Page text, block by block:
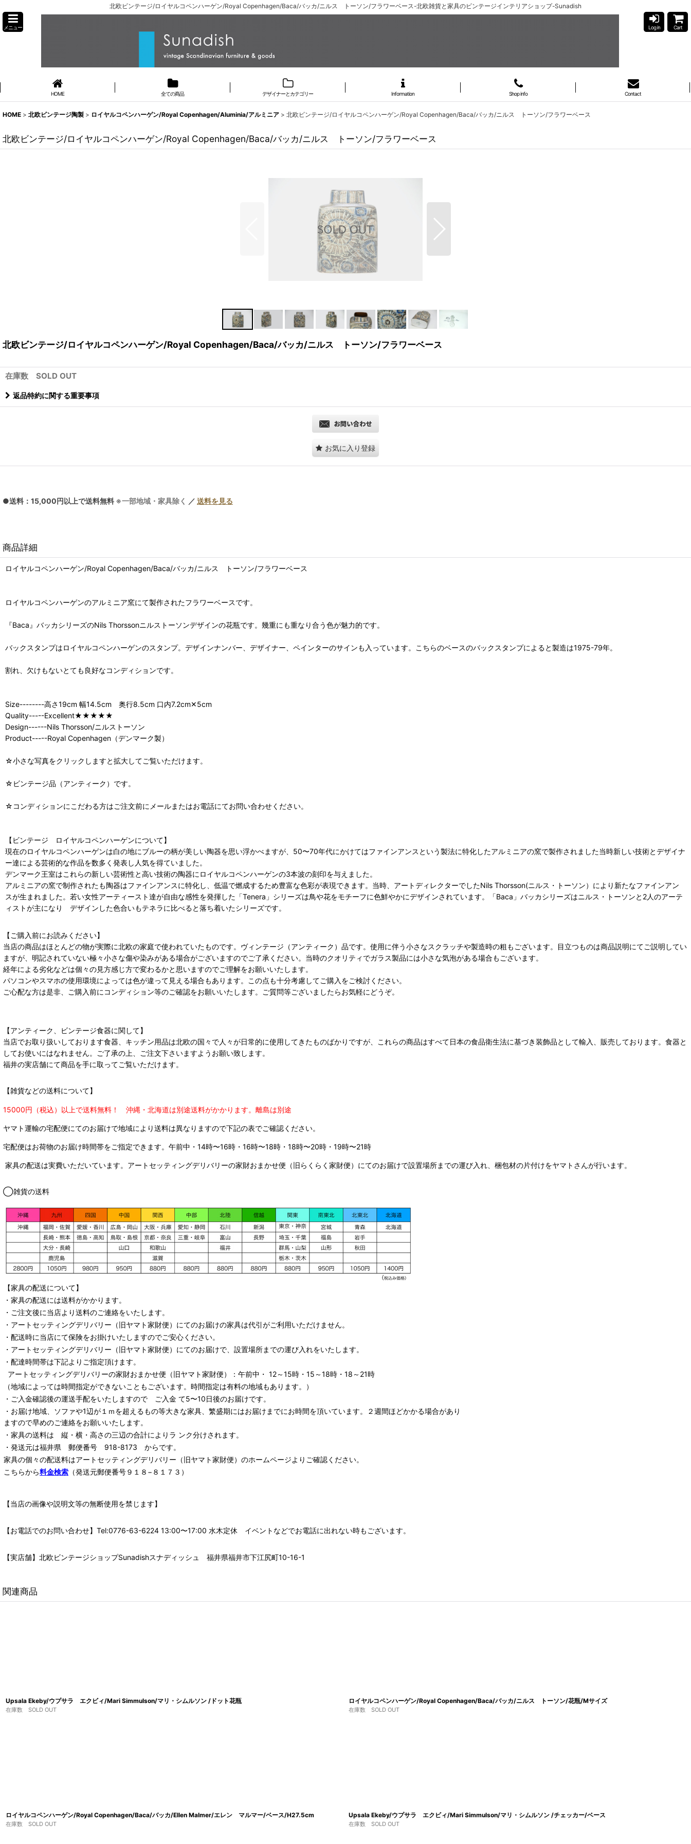
北欧ビンテージ/ロイヤルコペンハーゲン/Royal Copenhagen/Baca/バッカ/ニルス トーソン/フラワーベース-北欧雑貨と家具のビンテージインテリアショップ-Sunadish
メニュー Log in Cart
HOME 全ての商品 デザイナーとカテゴリー Information Shop info Contact
HOME > 北欧ビンテージ陶製 > ロイヤルコペンハーゲン/Royal Copenhagen/Aluminia/アルミニア > 北欧ビンテージ/ロイヤルコペンハーゲン/Royal Copenhagen/Baca/バッカ/ニルス トーソン/フラワーベース
北欧ビンテージ/ロイヤルコペンハーゲン/Royal Copenhagen/Baca/バッカ/ニルス トーソン/フラワーベース
北欧ビンテージ/ロイヤルコペンハーゲン/Royal Copenhagen/Baca/バッカ/ニルス トーソン/フラワーベース
在庫数 SOLD OUT
返品特約に関する重要事項
お気に入り登録
●送料：15,000円以上で送料無料 ※一部地域・家具除く ／ 送料を見る
商品詳細
ロイヤルコペンハーゲン/Royal Copenhagen/Baca/バッカ/ニルス トーソン/フラワーベース
ロイヤルコペンハーゲンのアルミニア窯にて製作されたフラワーベースです。
『Baca』バッカシリーズのNils Thorssonニルストーソンデザインの花瓶です。幾重にも重なり合う色が魅力的です。
バックスタンプはロイヤルコペンハーゲンのスタンプ。デザインナンバー、デザイナー、ペインターのサインも入っています。こちらのベースのバックスタンプによると製造は1975-79年。
割れ、欠けもないとても良好なコンディションです。
Size--------高さ19cm 幅14.5cm 奥行8.5cm 口内7.2cm✕5cm
Quality-----Excellent★★★★★
Design------Nils Thorsson/ニルストーソン
Product-----Royal Copenhagen（デンマーク製）
☆小さな写真をクリックしますと拡大してご覧いただけます。
☆ビンテージ品（アンティーク）です。
☆コンディションにこだわる方はご注文前にメールまたはお電話にてお問い合わせください。
【ビンテージ ロイヤルコペンハーゲンについて】
現在のロイヤルコペンハーゲンは白の地にブルーの柄が美しい陶器を思い浮かべますが、50〜70年代にかけてはファインアンスという製法に特化したアルミニアの窯で製作されました当時新しい技術とデザイナ
ー達による芸術的な作品を数多く発表し人気を得ていました。
デンマーク王室はこれらの新しい芸術性と高い技術の陶器にロイヤルコペンハーゲンの3本波の刻印を与えました。
アルミニアの窯で制作されたも陶器はファインアンスに特化し、低温で燃成するため豊富な色彩が表現できます。当時、アートディレクターでしたNils Thorsson(ニルス・トーソン）により新たなファインアン
スが生まれました。若い女性アーティースト達が自由な感性を発揮した「Tenera」シリーズは鳥や花をモチーフに色鮮やかにデザインされています。「Baca」バッカシリーズはニルス・トーソンと2人のアーテ
ィストが主になり デザインした色合いもテネラに比べると落ち着いたシリーズです。
【ご購入前にお読みください】
当店の商品はほとんどの物が実際に北欧の家庭で使われていたものです。ヴィンテージ（アンティーク）品です。使用に伴う小さなスクラッチや製造時の粗もございます。目立つものは商品説明にてご説明してい
ますが、明記されていない極々小さな傷や染みがある場合がございますのでご了承ください。当時のクオリティでガラス製品には小さな気泡がある場合もございます。
経年による劣化などは個々の見方感じ方で変わるかと思いますのでご理解をお願いいたします。
パソコンやスマホの使用環境によっては色が違って見える場合もあります。この点も十分考慮してご購入をご検討ください。
ご心配な方は是非、ご購入前にコンディション等のご確認をお願いいたします。ご質問等ございましたらお気軽にどうぞ。
【アンティーク、ビンテージ食器に関して】
当店でお取り扱いしております食器、キッチン用品は北欧の国々で人々が日常的に使用してきたものばかりですが、これらの商品はすべて日本の食品衛生法に基づき装飾品として輸入、販売しております。食器と
してお使いにはなれません。ご了承の上、ご注文下さいますようお願い致します。
福井の実店舗にて商品を手に取ってご覧いただけます。
【雑貨などの送料について】
15000円（税込）以上で送料無料！ 沖縄・北海道は別途送料がかかります。 離島は別途
ヤマト運輸の宅配便にてのお届けで地域により送料は異なりますので下記の表でご確認ください。
宅配便はお荷物のお届け時間帯をご指定できます。 午前中・14時〜16時・16時〜18時・18時〜20時・19時〜21時
家具の配送は実費いただいています。アートセッティングデリバリーの家財おまかせ便（旧らくらく家財便）にてのお届けで設置場所までの運び入れ、梱包材の片付けをヤマトさんが行います。
◯雑貨の送料
【家具の配送について】
・家具の配送には送料がかかります。
・ご注文後に当店より送料のご連絡をいたします。
・ アートセッティングデリバリー （旧ヤマト家財便） にてのお届けの家具は代引がご利用いただけません。
・配送時に当店にて保険をお掛けいたしますのでご安心ください。
・ アートセッティングデリバリー （旧ヤマト家財便） にてのお届けで、設置場所までの運び入れをいたします。
・配達時間帯は下記よりご指定頂けます。
アートセッティングデリバリーの家財おまかせ便 （旧ヤマト家財便）：午前中・ 12～15時・15～18時・18～21時
（地域によっては時間指定ができないこともございます。時間指定は有料の地域もあります。）
・ご入金確認後の運送手配をいたしますので ご入金 て5〜10日後のお届けです。
・お届け地域、ソファや1辺が１ｍを超えるもの等大きな家具、繁盛期にはお届けまでにお時間を頂いています。２週間ほどかかる場合があり
ますので早めのご連絡をお願いいたします。
・家具の送料は 縦・横・高さの三辺の合計によりラ ンク分けされます。
・発送元は福井県 郵便番号 918-8173 からです。
家具の個々の配送料はアートセッティングデリバリー （旧ヤマト家財便） のホームページよりご確認ください。
こちらから料金検索 （発送元郵便番号９１８−８１７３）
【当店の画像や説明文等の無断使用を禁じます】
【お電話でのお問い合わせ】Tel:0776-63-6224 13:00〜17:00 水木定休 イベントなどでお電話に出れない時もございます。
【実店舗】北欧ビンテージショップSunadishスナディッシュ 福井県福井市下江尻町10-16-1
関連商品
Upsala Ekeby/ウプサラ エクビィ/Mari Simmulson/マリ・シムルソン /ドット花瓶
在庫数 SOLD OUT
ロイヤルコペンハーゲン/Royal Copenhagen/Baca/バッカ/ニルス トーソン/花瓶/Mサイズ
在庫数 SOLD OUT
ロイヤルコペンハーゲン/Royal Copenhagen/Baca/バッカ/Ellen Malmer/エレン マルマー/ベース/H27.5cm
在庫数 SOLD OUT
Upsala Ekeby/ウプサラ エクビィ/Mari Simmulson/マリ・シムルソン /チェッカー/ベース
在庫数 SOLD OUT